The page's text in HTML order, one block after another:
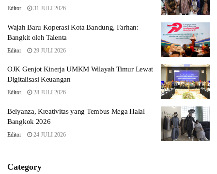
Editor 31 JULI 2026
Wajah Baru Koperasi Kota Bandung, Farhan:
Bangkit oleh Talenta
Editor 29 JULI 2026
OJK Genjot Kinerja UMKM Wilayah Timur Lewat
Digitalisasi Keuangan
Editor 28 JULI 2026
Belyanza, Kreativitas yang Tembus Mega Halal
Bangkok 2026
Editor 24 JULI 2026
Category